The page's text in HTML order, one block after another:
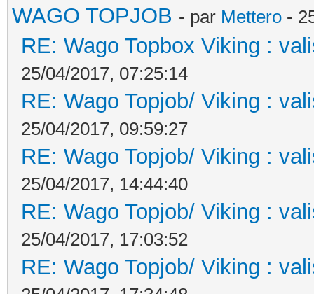
WAGO TOPJOB - par Mettero -
RE: Wago Topbox Viking :
25/04/2017, 07:25:14
RE: Wago Topjob/ Viking :
25/04/2017, 09:59:27
RE: Wago Topjob/ Viking :
25/04/2017, 14:44:40
RE: Wago Topjob/ Viking :
25/04/2017, 17:03:52
RE: Wago Topjob/ Viking :